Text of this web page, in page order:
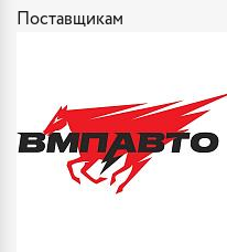
Поставщикам